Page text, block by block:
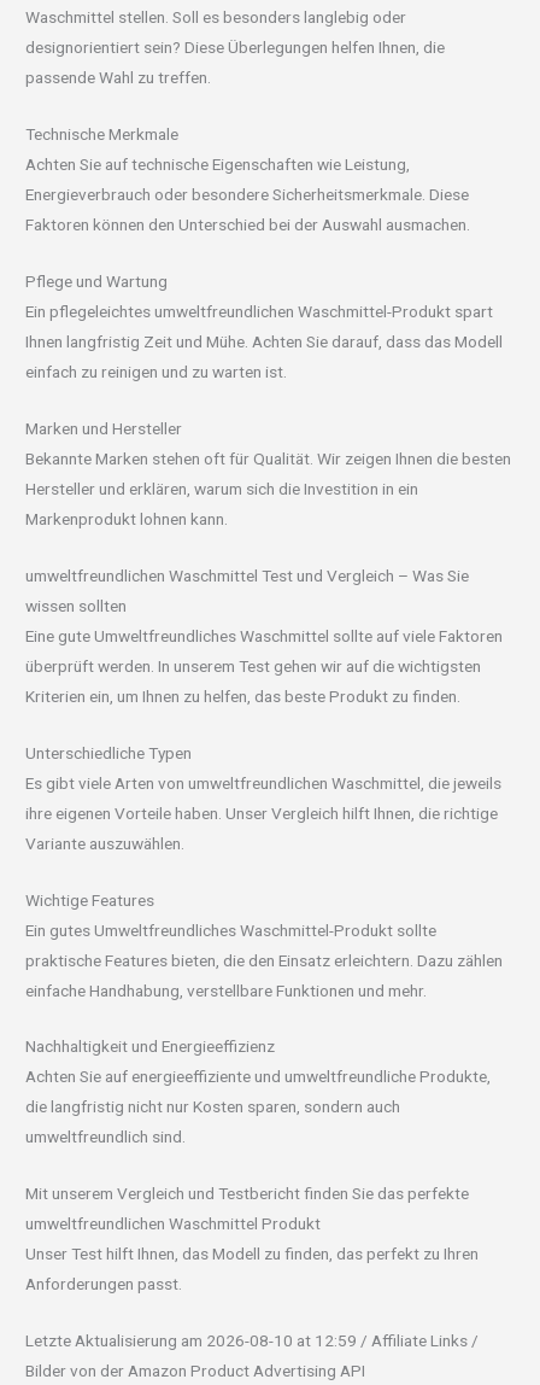
Waschmittel stellen. Soll es besonders langlebig oder
designorientiert sein? Diese Überlegungen helfen Ihnen, die
passende Wahl zu treffen.
Technische Merkmale
Achten Sie auf technische Eigenschaften wie Leistung,
Energieverbrauch oder besondere Sicherheitsmerkmale. Diese
Faktoren können den Unterschied bei der Auswahl ausmachen.
Pflege und Wartung
Ein pflegeleichtes umweltfreundlichen Waschmittel-Produkt spart
Ihnen langfristig Zeit und Mühe. Achten Sie darauf, dass das Modell
einfach zu reinigen und zu warten ist.
Marken und Hersteller
Bekannte Marken stehen oft für Qualität. Wir zeigen Ihnen die besten
Hersteller und erklären, warum sich die Investition in ein
Markenprodukt lohnen kann.
umweltfreundlichen Waschmittel Test und Vergleich – Was Sie
wissen sollten
Eine gute Umweltfreundliches Waschmittel sollte auf viele Faktoren
überprüft werden. In unserem Test gehen wir auf die wichtigsten
Kriterien ein, um Ihnen zu helfen, das beste Produkt zu finden.
Unterschiedliche Typen
Es gibt viele Arten von umweltfreundlichen Waschmittel, die jeweils
ihre eigenen Vorteile haben. Unser Vergleich hilft Ihnen, die richtige
Variante auszuwählen.
Wichtige Features
Ein gutes Umweltfreundliches Waschmittel-Produkt sollte
praktische Features bieten, die den Einsatz erleichtern. Dazu zählen
einfache Handhabung, verstellbare Funktionen und mehr.
Nachhaltigkeit und Energieeffizienz
Achten Sie auf energieeffiziente und umweltfreundliche Produkte,
die langfristig nicht nur Kosten sparen, sondern auch
umweltfreundlich sind.
Mit unserem Vergleich und Testbericht finden Sie das perfekte
umweltfreundlichen Waschmittel Produkt
Unser Test hilft Ihnen, das Modell zu finden, das perfekt zu Ihren
Anforderungen passt.
Letzte Aktualisierung am 2026-08-10 at 12:59 / Affiliate Links /
Bilder von der Amazon Product Advertising API